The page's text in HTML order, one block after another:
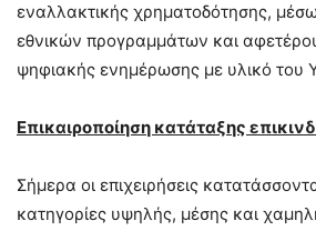
εναλλακτικής χρηματοδότησης,
εθνικών προγραμμάτων και
ψηφιακής ενημέρωσης με υλικό του
Επικαιροποίηση κατάταξης
Σήμερα οι επιχειρήσεις
κατηγορίες υψηλής, μέσης και